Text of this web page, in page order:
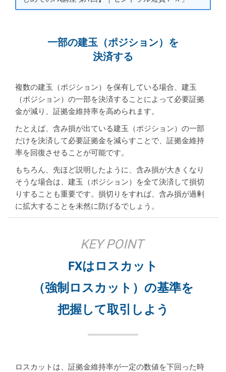
一部の建玉（ポジション）を
決済する
複数の建玉（ポジション）を保有している場合、建玉
（ポジション）の一部を決済することによって必要証拠
金が減り、証拠金維持率を高められます。
たとえば、含み損が出ている建玉（ポジション）の一部
だけを決済して必要証拠金を減らすことで、証拠金維持
率を回復させることが可能です。
もちろん、先ほど説明したように、含み損が大きくなり
そうな場合は、建玉（ポジション）を全て決済して損切
りすることも重要です。損切りをすれば、含み損が過剰
に拡大することを未然に防げるでしょう。
KEY POINT
FXはロスカット
（強制ロスカット）の基準を
把握して取引しよう
ロスカットは、証拠金維持率が一定の数値を下回った時